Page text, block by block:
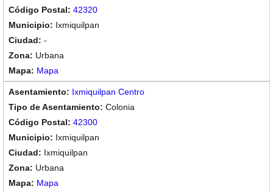
42320
Ixmiquilpan
-
Urbana
Mapa
Ixmiquilpan Centro
Colonia
42300
Ixmiquilpan
Ixmiquilpan
Urbana
Mapa